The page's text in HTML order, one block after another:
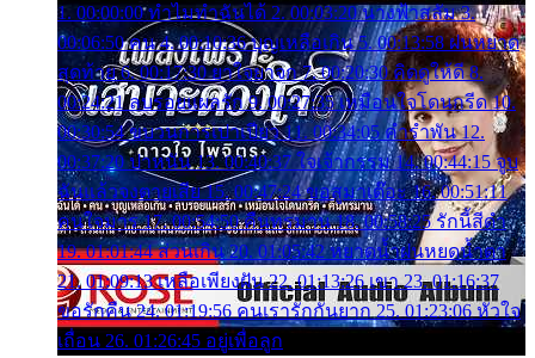
1. 00:00:00 ทำไมทำฉันได้ 2. 00:03:20 นางฟ้าสลัม 3.
00:06:50 คน 4. 00:10:36 บุญเหลือเกิน 5. 00:13:58 ฝนหยาด
สุดท้าย 6. 00:17:30 ยาใจยาจก 7. 00:20:30 คิดดูให้ดี 8.
00:24:21 ลบรอยแผลรัก 9. 00:27:35 เหมือนใจโดนกรีด 10.
00:30:54 ขบวนการเปาเปียว 11. 00:34:05 คำรำพัน 12.
00:37:20 ปาหนัน 13. 00:40:37 ใจเจ้ากรรม 14. 00:44:15 จูบ
ฉันแล้วจงตายเสีย 15. 00:47:24 ขอสูมาเต๊อะ 16. 00:51:11
คนใจมาร 17. 00:54:50 คืนทรมาน 18. 00:58:25 รักนี้สีดำ
19. 01:01:44 ส่วนเกิน 20. 01:05:42 หยาดน้ำฝนหยดน้ำตา
21. 01:09:13 เหลือเพียงฝัน 22. 01:13:26 เขา 23. 01:16:37
ขอรักคืน 24. 01:19:56 คนเรารักกันยาก 25. 01:23:06 หัวใจ
เถื่อน 26. 01:26:45 อยู่เพื่อลูก